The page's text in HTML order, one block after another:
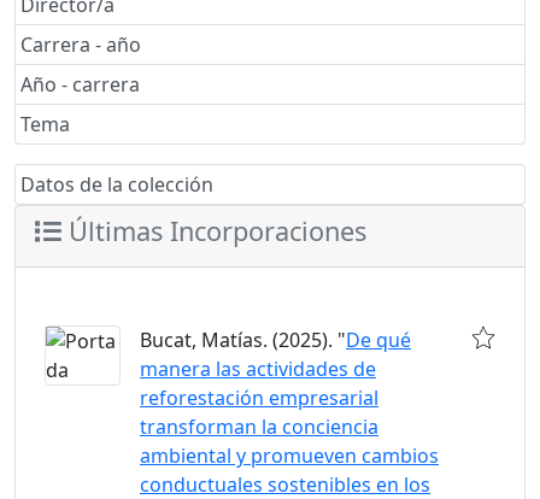
Carrera - año
Año - carrera
Tema
Datos de la colección
Últimas Incorporaciones
Bucat, Matías. (2025). "De qué
manera las actividades de
reforestación empresarial
transforman la conciencia
ambiental y promueven cambios
conductuales sostenibles en los